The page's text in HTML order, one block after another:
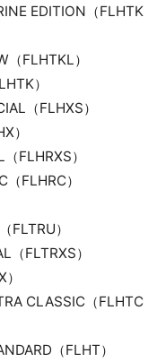
EDITION（FLHTK
FLHTKL）
）
（FLHXS）
）
FLHRXS）
FLHRC）
FLTRU）
（FLTRXS）
CLASSIC（FLHTC
（FLHT）